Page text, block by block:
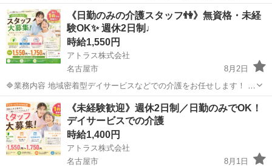
す！ ・入浴介助、食事介助、排泄介助など ・見守りやレクリエーショ
ン支援 複数の勤務地、施設があるので相談可能◎ 🔷応募資格 無資
格、未経験...
愛知 名古屋市 介護 スタッフ
《日勤のみの介護スタッフ👫》無資格・未経
験OK✨ 週休2日制♩
時給1,550円
アトラス株式会社
名古屋市
8月2日
🔷業務内容 地域密着型デイサービスなどでの介護をお任せします！ ・
入浴介助、食事介助、排泄介助など ・見守りやレクリエーション支援
複数の勤務地、施設があるので相談可能◎ 🔷応募資格 無資格、未経験
OK！ ...
愛知 名古屋市 介護 スタッフ
《未経験歓迎》週休2日制／日勤のみでOK！
デイサービスでの介護
時給1,400円
アトラス株式会社
名古屋市
8月1日